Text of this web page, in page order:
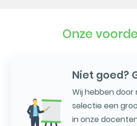
Onze
Niet goed?
Wij hebben door
selectie een
in onze